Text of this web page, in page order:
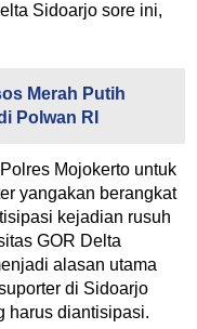
Sidoarjo sore ini,
Merah Putih
Polwan RI
Mojokerto untuk
yangakan berangkat
kejadian rusuh
GOR Delta
alasan utama
di Sidoarjo
harus diantisipasi.